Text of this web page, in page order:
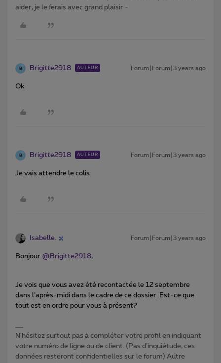
aider, je le ferais avec grand plaisir -
B Brigitte2918 AUTEUR Forum|Forum|3 years ago
Ok
B Brigitte2918 AUTEUR Forum|Forum|3 years ago
Je vais attendre le colis
Isabelle. Forum|Forum|3 years ago
Bonjour @Brigitte2918,
Je vois que vous avez été recontactée le 12 septembre
dans l’après-midi dans le cadre de ce dossier. Est-ce que
tout est en ordre pour vous à présent?
N'hésitez surtout pas à compléter votre profil en indiquant
votre numéro de ligne ou de client. (Pas d'inquiétude, ces
données resteront confidentielles sur le forum) Autre